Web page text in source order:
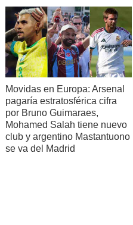
Movidas en Europa: Arsenal
pagaría estratosférica cifra
por Bruno Guimaraes,
Mohamed Salah tiene nuevo
club y argentino Mastantuono
se va del Madrid